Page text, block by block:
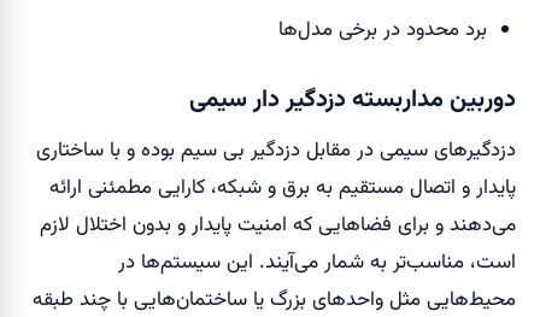
برد محدود در برخی مدل‌ها
دوربین مداربسته دزدگیر دار سیمی
دزدگیرهای سیمی در مقابل دزدگیر بی سیم بوده و با ساختاری
پایدار و اتصال مستقیم به برق و شبکه، کارایی مطمئنی ارائه
می‌دهند و برای فضاهایی که امنیت پایدار و بدون اختلال لازم
است، مناسب‌تر به شمار می‌آیند. این سیستم‌ها در
محیط‌هایی مثل واحدهای بزرگ یا ساختمان‌هایی با چند طبقه